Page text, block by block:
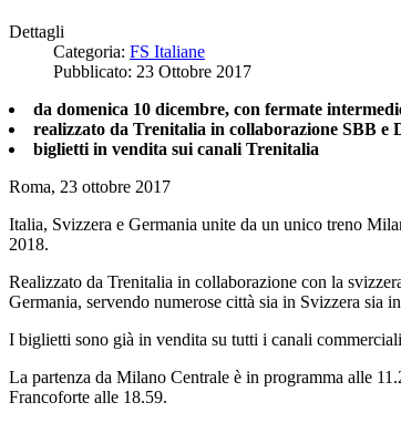
Dettagli
Categoria: FS Italiane
Pubblicato: 23 Ottobre 2017
da domenica 10 dicembre, con fermate
realizzato da Trenitalia in collaborazione SBB e
biglietti in vendita sui canali Trenitalia
Roma, 23 ottobre 2017
Italia, Svizzera e Germania unite da un unico treno
2018.
Realizzato da Trenitalia in collaborazione con la
Germania, servendo numerose città sia in Svizzera sia
I biglietti sono già in vendita su tutti i canali
La partenza da Milano Centrale è in programma alle
Francoforte alle 18.59.